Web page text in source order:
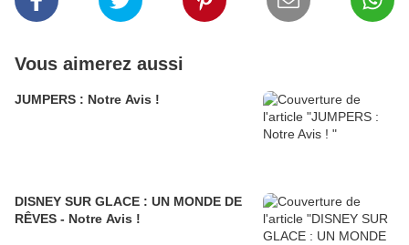
Vous aimerez aussi
JUMPERS : Notre Avis !
DISNEY SUR GLACE : UN MONDE DE
RÊVES - Notre Avis !